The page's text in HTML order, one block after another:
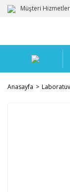
Müşteri
Anasayfa